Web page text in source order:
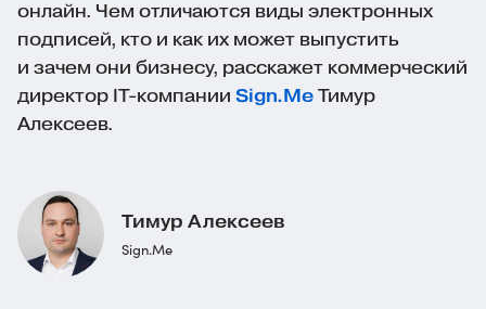
онлайн. Чем отличаются виды электронных
подписей, кто и как их может выпустить
и зачем они бизнесу, расскажет коммерческий
директор IT-компании Sign.Me Тимур
Алексеев.
Тимур Алексеев
Sign.Me